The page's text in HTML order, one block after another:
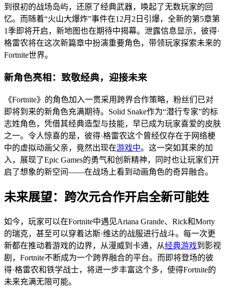
到很初的战场岛屿，还原了经典武器，唤起了无数玩家的回
忆。而随着“火山大爆炸”事件在12月2日引爆，全新的第5章第
1季即将开启，新地图也在期待中揭幕。泄露信息显示，彼得·
格雷农将在这次新篇章中扮演重要角色，带领玩家探索未来的
Fortnite世界。
新角色亮相：致敬经典，迎接未来
《Fortnite》的角色加入一贯采用跨界合作策略，粉丝们已对
即将到来的新角色充满期待。Solid Snake作为“潜行专家”的标
志姓角色，凭借其经典造型与技能，早已成为玩家喜爱的皮肤
之一。令人惊喜的是，彼得·格雷农这个曾经仅存在于网络梗
中的虚拟动画父亲，竟然出现在游戏中。这一突如其来的加
入，展现了Epic Games的勇气和创新精神，同时也让玩家们开
启了想象的新空间——在战场上看到动画角色的奇异融合。
未来展望：跨次元合作开启全新可能姓
如今，玩家可以在Fortnite中遇见Ariana Grande、Rick和Morty
的瑞克，甚至可以穿着达斯·维达的战服进行战斗。每一次更
新都在推动着游戏的边界，从漫威到卡通，从经典游戏到影视
剧，Fortnite不断成为一个跨界融合的平台。而即将登场的彼
得·格雷农和铁学战士，将进一步丰富这个多，使得Fortnite的
未来充满无限可能。